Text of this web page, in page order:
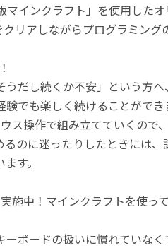
インクラフト」を使用したオ
リアしながらプログラミング
だし続くか不安」という方
でも楽しく続けることができ
ス操作で組み立てていくので
のに迷ったりしたときには
す。
施中！マインクラフトを使っ
ボードの扱いに慣れていな